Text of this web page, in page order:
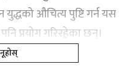
औचित्य पुष्टि गर्न यस
प्रयोग गरिरहेका छन्।